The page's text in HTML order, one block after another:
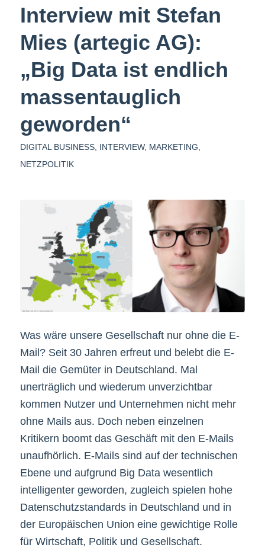
Interview mit Stefan
Mies (artegic AG):
„Big Data ist endlich
massentauglich
geworden“
DIGITAL BUSINESS, INTERVIEW, MARKETING
NETZPOLITIK
Was wäre unsere Gesellschaft nur ohne die E-
Mail? Seit 30 Jahren erfreut und belebt die E-
Mail die Gemüter in Deutschland. Mal
unerträglich und wiederum unverzichtbar
kommen Nutzer und Unternehmen nicht mehr
ohne Mails aus. Doch neben einzelnen
Kritikern boomt das Geschäft mit den E-Mails
unaufhörlich. E-Mails sind auf der technischen
Ebene und aufgrund Big Data wesentlich
intelligenter geworden, zugleich spielen hohe
Datenschutzstandards in Deutschland und in
der Europäischen Union eine gewichtige Rolle
für Wirtschaft, Politik und Gesellschaft.